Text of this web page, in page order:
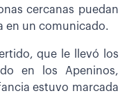
cercanas puedan
en un comunicado.
que le llevó los
en los Apeninos,
estuvo marcada